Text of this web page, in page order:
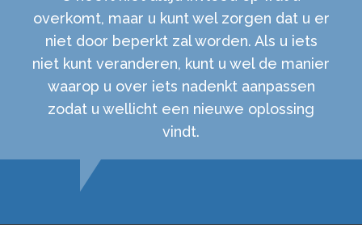
overkomt, maar u kunt wel zorgen dat u er
niet door beperkt zal worden. Als u iets
niet kunt veranderen, kunt u wel de manier
waarop u over iets nadenkt aanpassen
zodat u wellicht een nieuwe oplossing
vindt.